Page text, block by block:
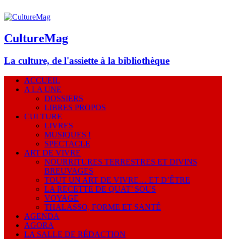
CultureMag
La culture, de l'assiette à la bibliothèque
ACCUEIL
A LA UNE
DOSSIERS
LIBRES PROPOS
CULTURE
LIVRES
MUSIQUES !
SPECTACLE
ART DE VIVRE
NOURRITURES TERRESTRES ET DIVINS
BREUVAGES
TOUT UN ART DE VIVRE… ET D’ÊTRE
LA RECETTE DE QUAT’ SOUS
VOYAGE
THALASSO, FORME ET SANTÉ
AGENDA
AGORA
LA SALLE DE RÉDACTION